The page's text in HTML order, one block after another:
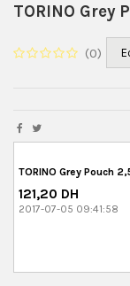
TORINO Grey
(0)
TORINO Grey Pouch
121,20 DH
2017-07-05 09:41:58